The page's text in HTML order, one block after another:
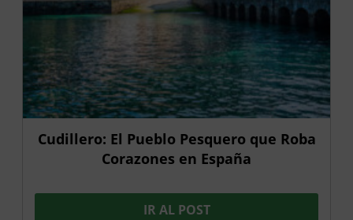
Cudillero: El Pueblo Pesquero que Roba
Corazones en España
IR AL POST